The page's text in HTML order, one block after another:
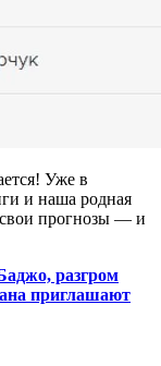
Уже в
и наша родная
прогнозы — и
разгром
приглашают